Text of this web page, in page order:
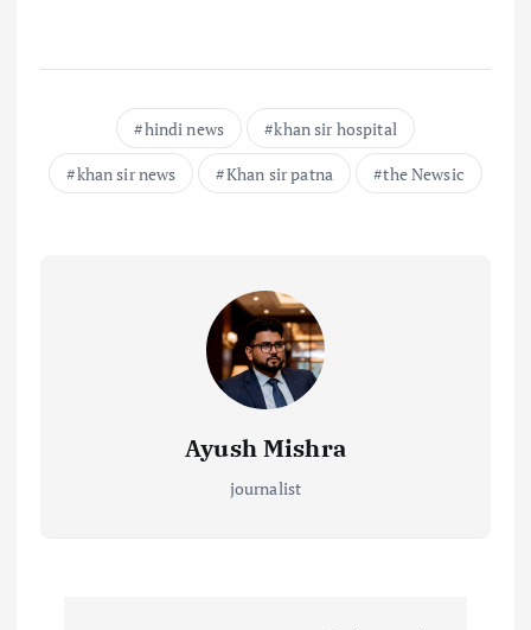
hindi news
khan sir hospital
khan sir news
Khan sir patna the Newsic
Ayush Mishra
journalist